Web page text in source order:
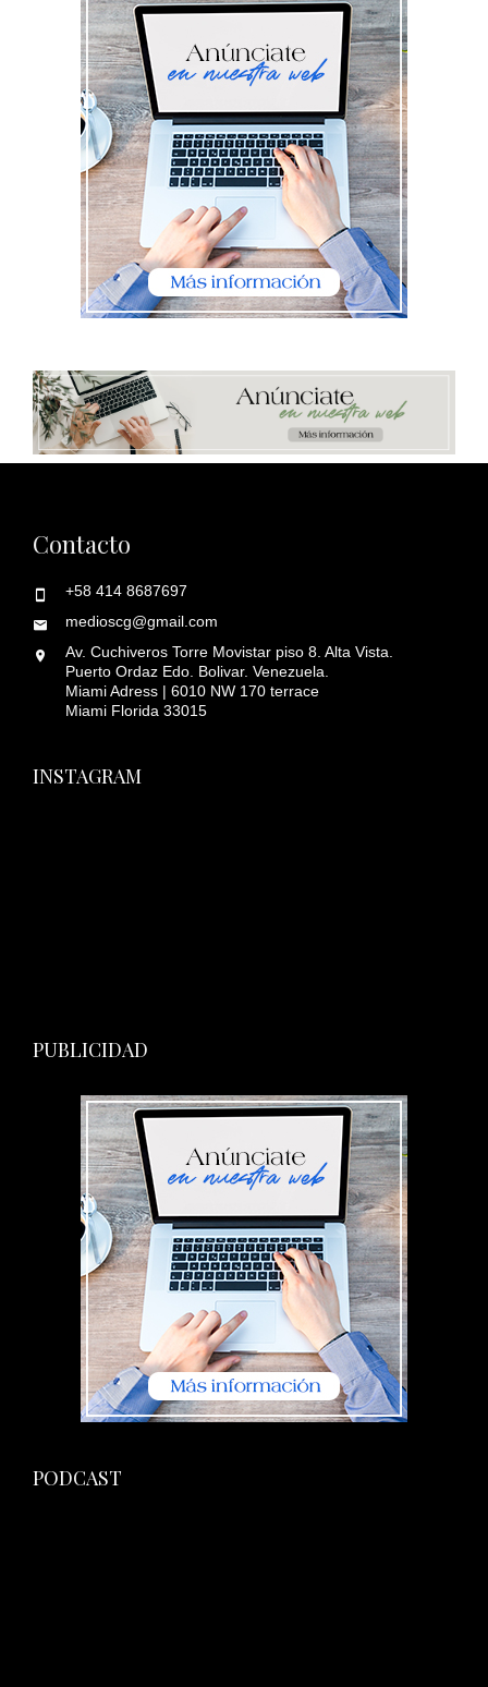
Contacto
+58 414 8687697
medioscg@gmail.com
Av. Cuchiveros Torre Movistar piso 8. Alta Vista.
Puerto Ordaz Edo. Bolivar. Venezuela.
Miami Adress | 6010 NW 170 terrace
Miami Florida 33015
INSTAGRAM
PUBLICIDAD
PODCAST